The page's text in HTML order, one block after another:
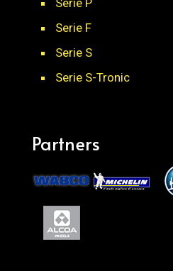
Serie F
Serie S
Serie S-Tronic
Partners